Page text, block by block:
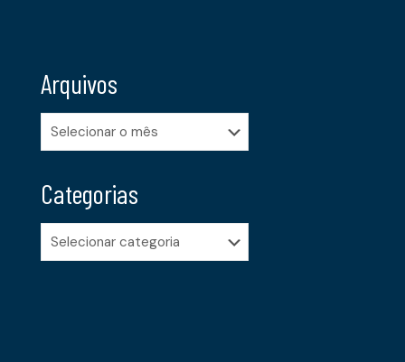
Arquivos
Arquivos
Categorias
Categorias